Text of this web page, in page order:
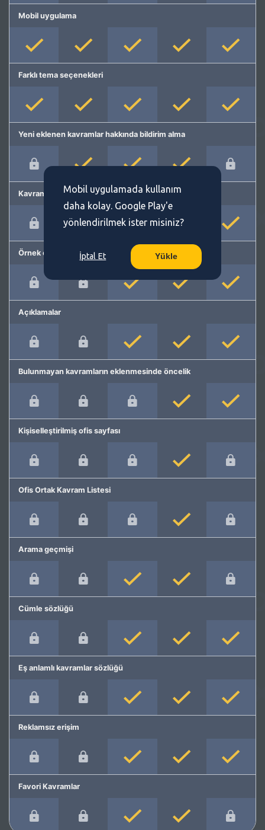
Mobil uygulama
Farklı tema seçenekleri
Yeni eklenen kavramlar hakkında bildirim alma
Kavram önerme
Örnek cümleler
Açıklamalar
Bulunmayan kavramların eklenmesinde öncelik
Kişiselleştirilmiş ofis sayfası
Ofis Ortak Kavram Listesi
Arama geçmişi
Cümle sözlüğü
Eş anlamlı kavramlar sözlüğü
Reklamsız erişim
Favori Kavramlar
Mobil uygulamada kullanım
daha kolay. Google Play'e
yönlendirilmek ister misiniz?
İptal Et Yükle